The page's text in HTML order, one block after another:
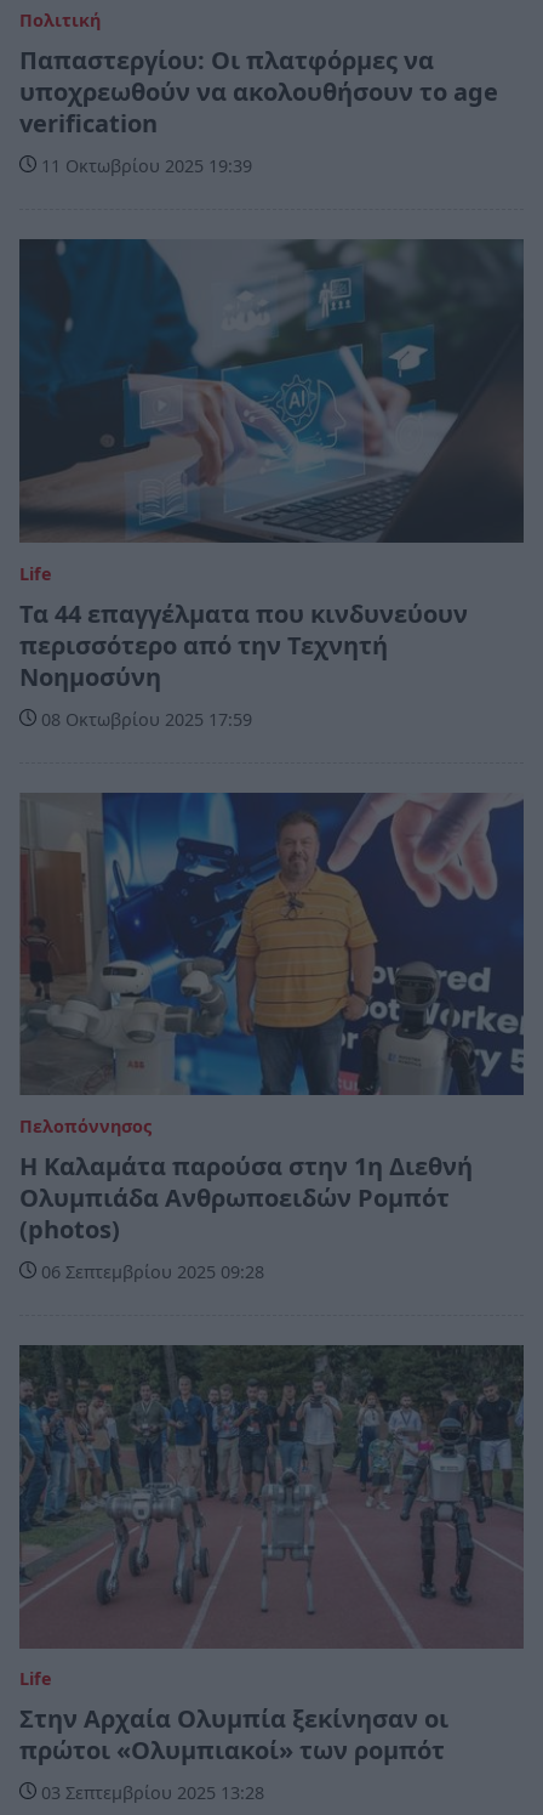
Πολιτική
Παπαστεργίου: Οι πλατφόρμες να
υποχρεωθούν να ακολουθήσουν το age
verification
11 Οκτωβρίου 2025 19:39
Life
Τα 44 επαγγέλματα που κινδυνεύουν
περισσότερο από την Τεχνητή
Νοημοσύνη
08 Οκτωβρίου 2025 17:59
Πελοπόννησος
Η Καλαμάτα παρούσα στην 1η Διεθνή
Ολυμπιάδα Ανθρωποειδών Ρομπότ
(photos)
06 Σεπτεμβρίου 2025 09:28
Life
Στην Αρχαία Ολυμπία ξεκίνησαν οι
πρώτοι «Ολυμπιακοί» των ρομπότ
03 Σεπτεμβρίου 2025 13:28